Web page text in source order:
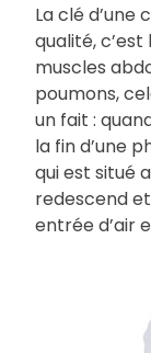
La clé
qualité,
muscles
poumons,
un fait :
la fin d’une
qui est situé
redescend
entrée d’air